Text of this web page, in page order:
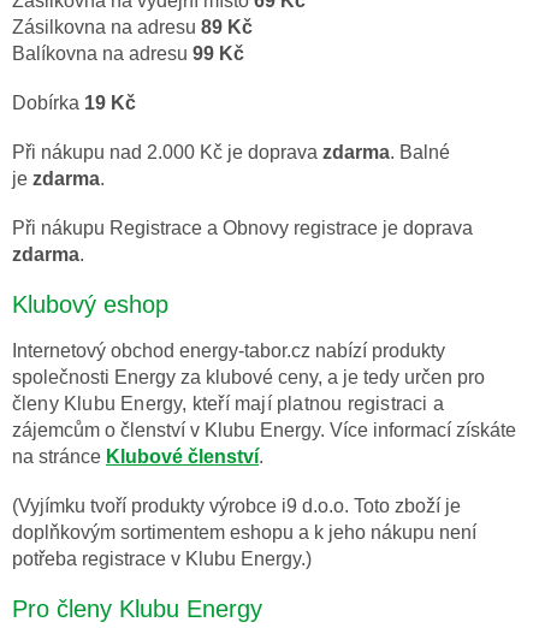
Zásilkovna na adresu 89 Kč
Balíkovna na adresu 99 Kč
Dobírka 19 Kč
Při nákupu nad 2.000 Kč je doprava zdarma. Balné
je zdarma.
Při nákupu Registrace a Obnovy registrace je doprava
zdarma.
Klubový eshop
Internetový obchod energy-tabor.cz nabízí produkty
společnosti Energy za klubové ceny, a je tedy určen pro
č leny Klubu Energy, kteří mají platnou registraci a
zájemcům o členství v Klubu Energy. Více informací získáte
na stránce Klubové členství.
(Vyjímku tvoří produkty výrobce i9 d.o.o. Toto zboží je
doplňkovým sortimentem eshopu a k jeho nákupu není
potřeba registrace v Klubu Energy.)
Pro členy Klubu Energy